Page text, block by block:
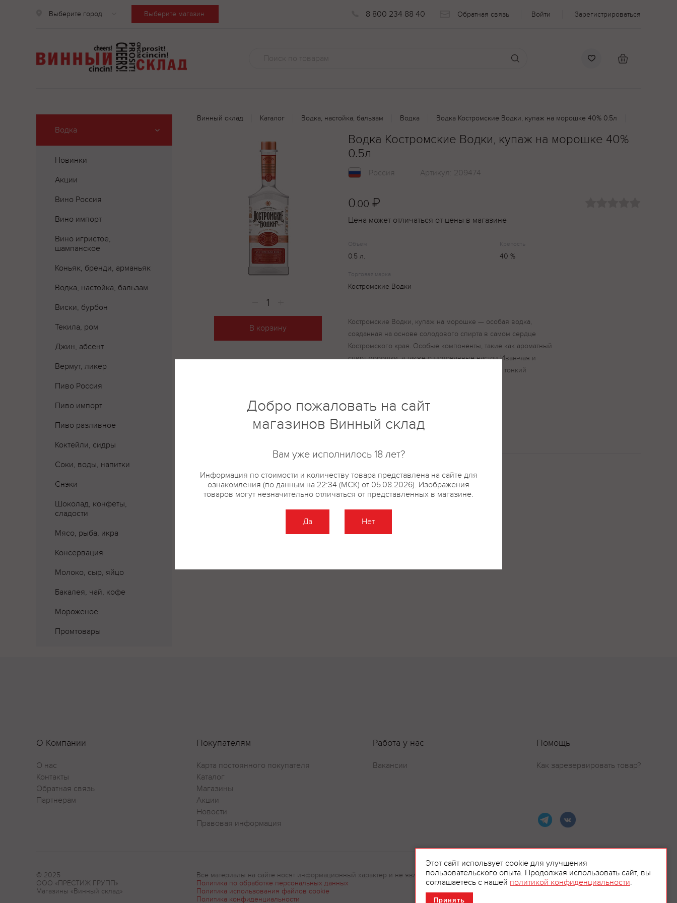
Выберите город Выберите магазин 8 800 234 88 40 Обратная связь Войти Зарегистрироваться
Водка
Новинки
Акции
Вино Россия
Вино импорт
Вино игристое,
шампанское
Коньяк, бренди, арманьяк
Водка, настойка, бальзам
Виски, бурбон
Текила, ром
Джин, абсент
Вермут, ликер
Пиво Россия
Пиво импорт
Пиво разливное
Коктейли, сидры
Соки, воды, напитки
Снэки
Шоколад, конфеты,
сладости
Мясо, рыба, икра
Консервация
Молоко, сыр, яйцо
Бакалея, чай, кофе
Мороженое
Промтовары
Винный склад Каталог Водка, настойка, бальзам Водка Водка Костромские Водки, купаж на морошке 40% 0.5л
В корзину
Водка Костромские Водки, купаж на морошке 40%
0.5л
Россия Артикул: 209474
0.00 ₽
Цена может отличаться от цены в магазине
Объем
0.5 л.
Крепость
40 %
Торговая марка
Костромские Водки
Костромские Водки, купаж на морошке — особая водка,
созданная на основе солодового спирта в самом сердце
Костромского края. Особые компоненты, такие как ароматный
спирт морошки, а также спиртованные настои Иван-чая и
пшеницы формируют характер водки, придают тонкий
О Компании
О нас
Контакты
Обратная связь
Партнерам
Покупателям
Карта постоянного покупателя
Каталог
Магазины
Акции
Новости
Правовая информация
Работа у нас
Вакансии
Помощь
Как зарезервировать товар?
© 2025
ООО «ПРЕСТИЖ ГРУПП»
Магазины «Винный склад»
Все материалы на сайте носят информационный характер и не являются рекламой.
Политика по обработке персональных данных
Политика использования файлов cookie
Политика конфиденциальности
Этот сайт использует cookie для улучшения
пользовательского опыта. Продолжая использовать сайт, вы
соглашаетесь с нашей политикой конфиденциальности.
Принять
Добро пожаловать на сайт
магазинов Винный склад
Вам уже исполнилось 18 лет?
Информация по стоимости и количеству товара представлена на сайте для
ознакомления (по данным на 22:34 (МСК) от 05.08.2026). Изображения
товаров могут незначительно отличаться от представленных в магазине.
Да Нет